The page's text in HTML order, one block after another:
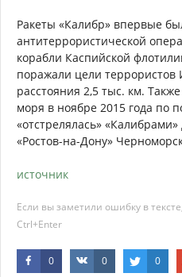
Ракеты «Калибр» впервые
антитеррористической
корабли Каспийской
поражали цели террористов
расстояния 2,5 тыс. км.
моря в ноябре 2015 года по
«отстрелялась»
«Ростов-на-Дону»
источник
Если вы заметили ошибку в
Ctrl+Enter
0 0 0